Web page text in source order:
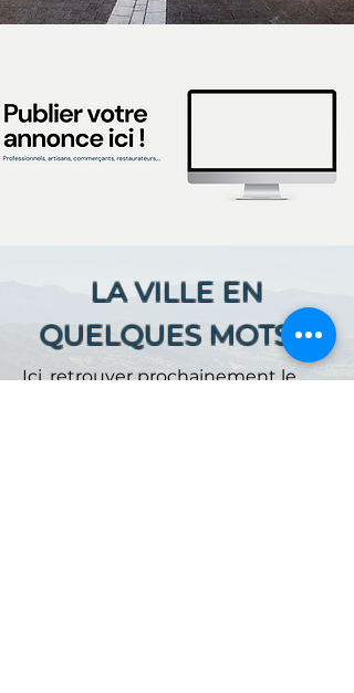
LA VILLE EN
QUELQUES MOTS ...
Ici, retrouver prochainement le